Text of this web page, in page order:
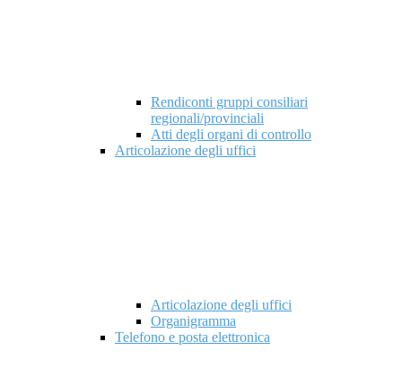
Rendiconti gruppi consiliari
regionali/provinciali
Atti degli organi di controllo
Articolazione degli uffici
Articolazione degli uffici
Organigramma
Telefono e posta elettronica